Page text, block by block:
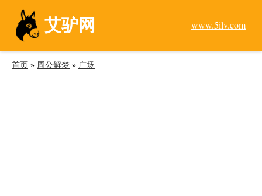
www.5ilv.com
艾驴网
首页 » 周公解梦 » 广场